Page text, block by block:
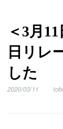
＜3月
日リレ
した
2020/03/11